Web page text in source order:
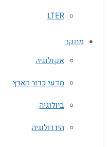
LTER
מחקר
אקולוגיה
מדעי כדור הארץ
ביולוגיה
הידרולוגיה